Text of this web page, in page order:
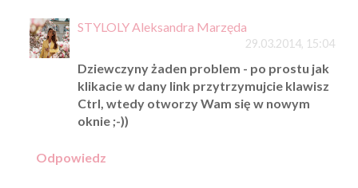
STYLOLY Aleksandra Marzęda
29.03.2014, 15:04
Dziewczyny żaden problem - po prostu jak
klikacie w dany link przytrzymujcie klawisz
Ctrl, wtedy otworzy Wam się w nowym
oknie ;-))
Odpowiedz